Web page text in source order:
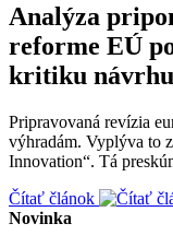
Analýza
reforme EÚ
kritiku návrhu
Pripravovaná revízia
výhradám. Vyplýva to
Innovation“. Tá
Čítať článok
Novinka